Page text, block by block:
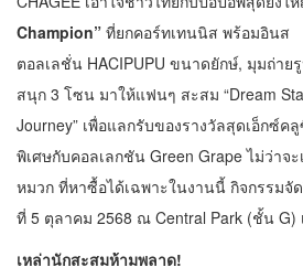
Champion” ที่ยกคอร์ทเทนนิส พร้อมอินส
ตอลเลชั่น HACIPUPU ขนาดยักษ์, มุมถ่าย
สนุก 3 โซน มาให้แฟนๆ สะสม “Dream
Journey” เพื่อแลกรับของรางวัลสุดเอ็กซ์
พิเศษกับคอลเลกชัน Green Grape ไม่ว่าจ
หมวก ที่หาซื้อได้เฉพาะในงานนี้ กิจกรรมจั
ที่ 5 ตุลาคม 2568 ณ Central Park (ชั้น G)
เหล่านักสะสมห้ามพลาด!